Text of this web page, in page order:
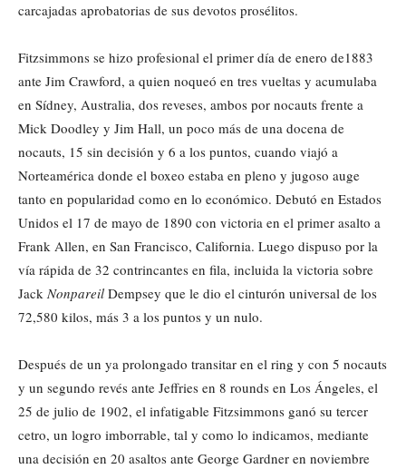
carcajadas aprobatorias de sus devotos prosélitos.
Fitzsimmons se hizo profesional el primer día de enero de1883
ante Jim Crawford, a quien noqueó en tres vueltas y acumulaba
en Sídney, Australia, dos reveses, ambos por nocauts frente a
Mick Doodley y Jim Hall, un poco más de una docena de
nocauts, 15 sin decisión y 6 a los puntos, cuando viajó a
Norteamérica donde el boxeo estaba en pleno y jugoso auge
tanto en popularidad como en lo económico. Debutó en Estados
Unidos el 17 de mayo de 1890 con victoria en el primer asalto a
Frank Allen, en San Francisco, California. Luego dispuso por la
vía rápida de 32 contrincantes en fila, incluida la victoria sobre
Jack Nonpareil Dempsey que le dio el cinturón universal de los
72,580 kilos, más 3 a los puntos y un nulo.
Después de un ya prolongado transitar en el ring y con 5 nocauts
y un segundo revés ante Jeffries en 8 rounds en Los Ángeles, el
25 de julio de 1902, el infatigable Fitzsimmons ganó su tercer
cetro, un logro imborrable, tal y como lo indicamos, mediante
una decisión en 20 asaltos ante George Gardner en noviembre